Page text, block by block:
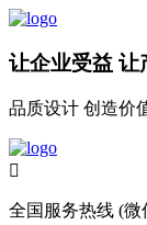
让企业受益 让
品质设计 创造价

全国服务热线 (微